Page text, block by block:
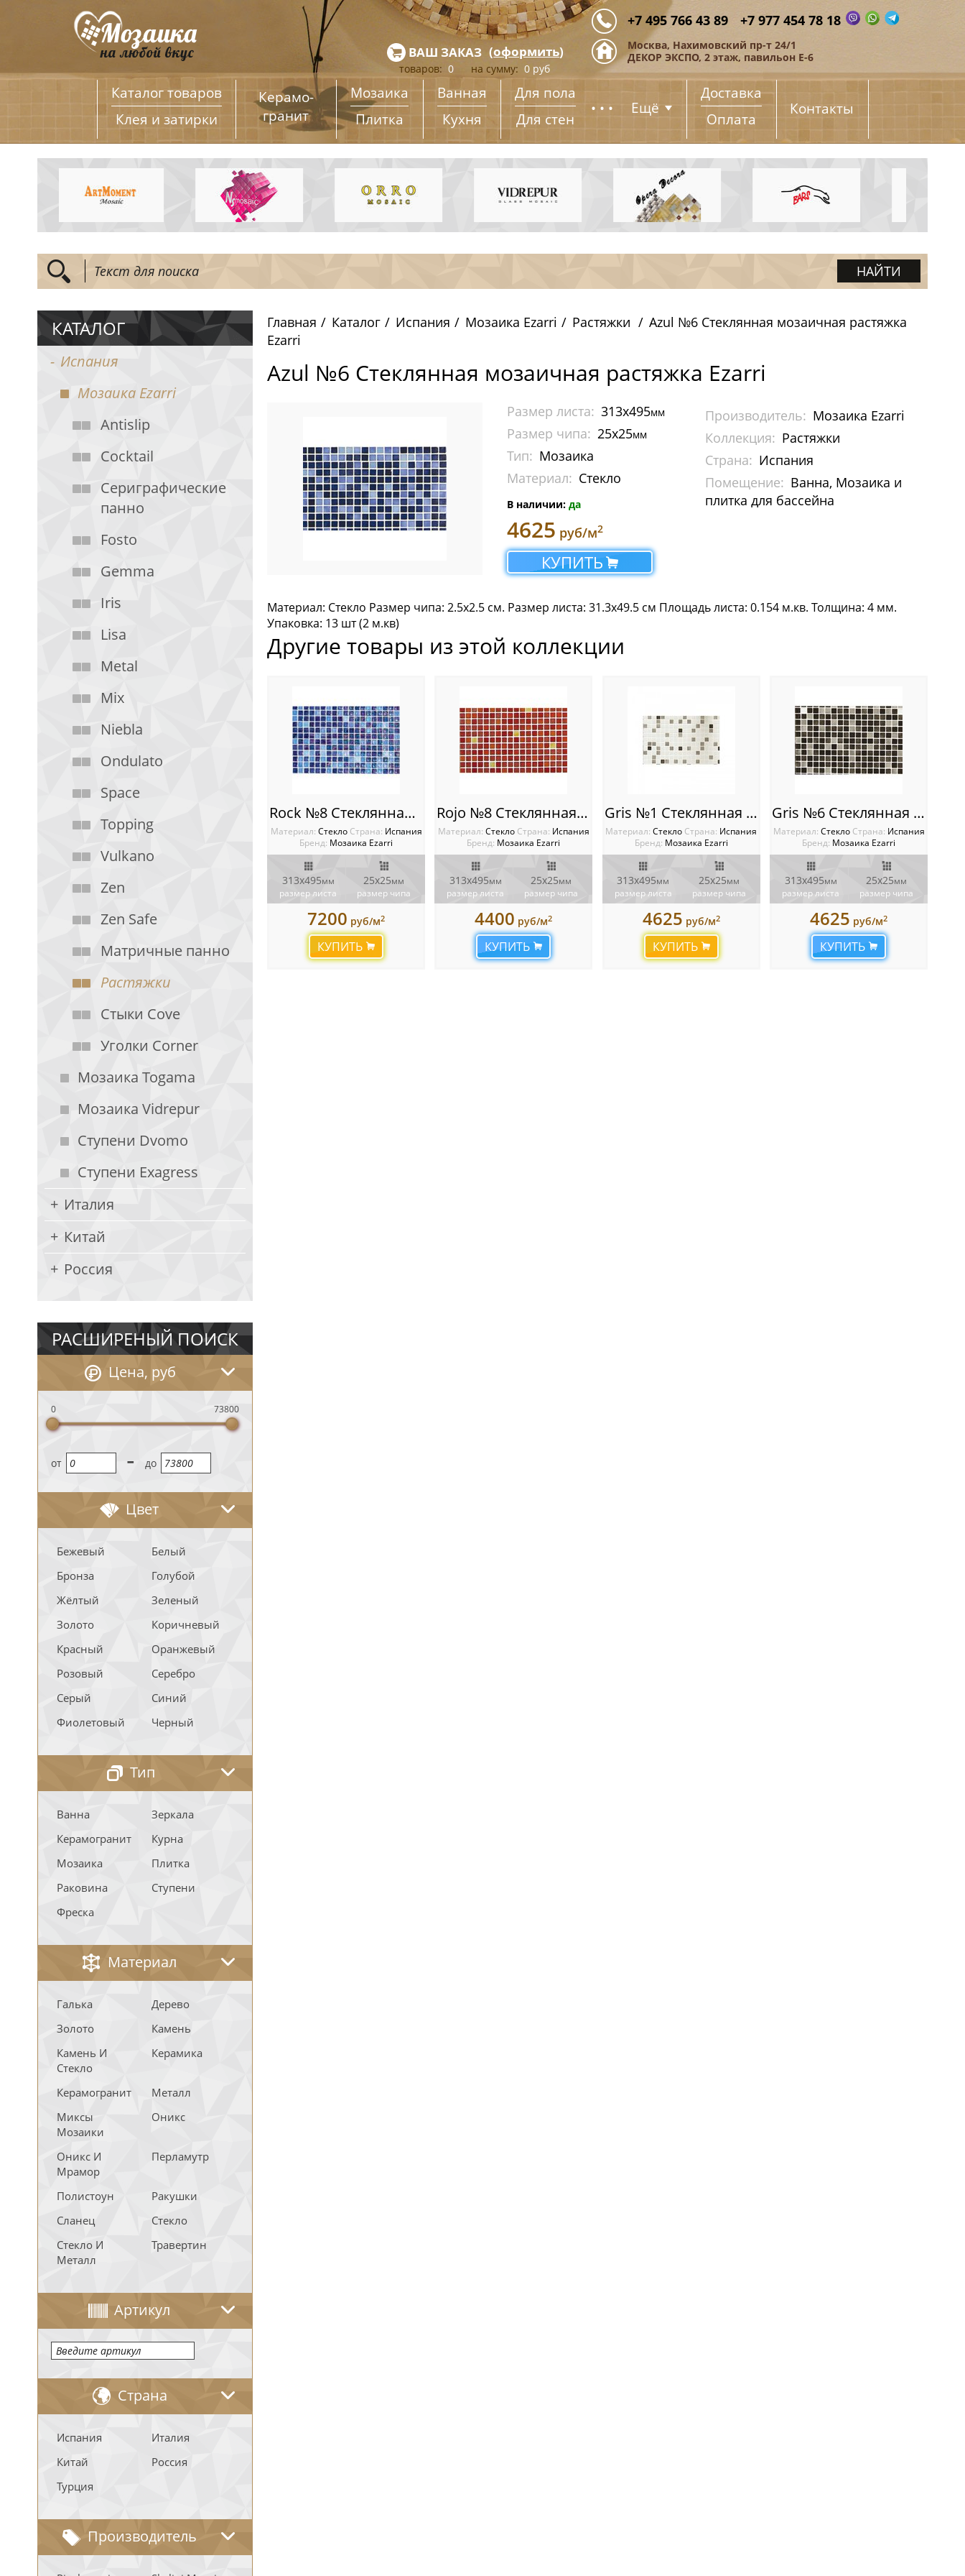
+7 495 766 43 89 +7 977 454 78 18
Москва, Нахимовский пр-т 24/1
ДЕКОР ЭКСПО, 2 этаж, павильон Е-6
ВАШ ЗАКАЗ (оформить)
товаров: 0 на сумму: 0 руб
Каталог товаров
Клея и затирки
Керамо­
гранит
Мозаика
Плитка
Ванная
Кухня
Для пола
Для стен
... Ещё
Доставка
Оплата
Контакты
КАТАЛОГ
Испания
Мозаика Ezarri
Antislip
Cocktail
Cериграфические
панно
Fosto
Gemma
Iris
Lisa
Metal
Mix
Niebla
Ondulato
Space
Topping
Vulkano
Zen
Zen Safe
Матричные панно
Растяжки
Стыки Cove
Уголки Corner
Мозаика Togama
Мозаика Vidrepur
Ступени Dvomo
Ступени Exagress
Италия
Китай
Россия
РАСШИРЕНЫЙ ПОИСК
Цена, руб
0 73800
oт - до
Цвет
Бежевый
Белый
Бронза
Голубой
Жёлтый
Зеленый
Золото
Коричневый
Красный
Оранжевый
Розовый
Серебро
Серый
Синий
Фиолетовый
Черный
Тип
Ванна
Зеркала
Керамогранит
Курна
Мозаика
Плитка
Раковина
Ступени
Фреска
Материал
Галька
Дерево
Золото
Камень
Камень И
Стекло
Керамика
Керамогранит
Металл
Миксы
Мозаики
Оникс
Оникс И
Мрамор
Перламутр
Полистоун
Ракушки
Сланец
Стекло
Стекло И
Металл
Травертин
Артикул
Страна
Испания
Италия
Китай
Россия
Турция
Производитель
Главная Каталог Испания Мозаика Ezarri Растяжки
Azul №6 Стеклянная мозаичная растяжка
Ezarri
Azul №6 Стеклянная мозаичная растяжка Ezarri
Производитель: Мозаика Ezarri
Коллекция: Растяжки
Страна: Испания
Помещение: Ванна, Мозаика и
плитка для бассейна
Размер листа: 313x495мм
Размер чипа: 25x25мм
Тип: Мозаика
Материал: Стекло
В наличии: да
4625 руб/м2
КУПИТЬ
Материал: Стекло Размер чипа: 2.5x2.5 см. Размер листа: 31.3х49.5 см Площадь листа: 0.154 м.кв. Толщина: 4 мм.
Упаковка: 13 шт (2 м.кв)
Другие товары из этой коллекции
Rock №8 Стеклянная мозаичная растяжка Ezarri
Материал: Стекло Cтрана: Испания
Бренд: Мозаика Ezarri
313x495мм
размер листа
25x25мм
размер чипа
7200 руб/м2
КУПИТЬ
Rojo №8 Стеклянная мозаичная растяжка Ezarri
Материал: Стекло Cтрана: Испания
Бренд: Мозаика Ezarri
313x495мм
размер листа
25x25мм
размер чипа
4400 руб/м2
КУПИТЬ
Gris №1 Cтеклянная мозаичная растяжка Ezarri
Материал:Стекло Cтрана: Испания
Бренд: Мозаика Ezarri
313x495мм
размер листа
25x25мм
размер чипа
4625 руб/м2
КУПИТЬ
Gris №6 Стеклянная мозаичная растяжка Ezarri
Материал: Стекло Cтрана: Испания
Бренд: Мозаика Ezarri
313x495мм
размер листа
25x25мм
размер чипа
4625 руб/м2
КУПИТЬ